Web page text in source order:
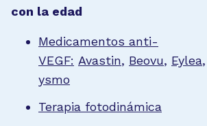
con la edad
Medicamentos anti-
VEGF: Avastin, Beovu, Eylea,
ysmo
Terapia fotodinámica